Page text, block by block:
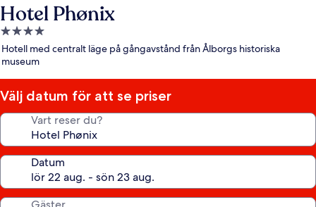
Hotel Phønix
4.0-
stjärnigt
boende
Hotell med centralt läge på gångavstånd från Ålborgs historiska
museum
Välj datum för att se priser
Vart reser du?
Datum